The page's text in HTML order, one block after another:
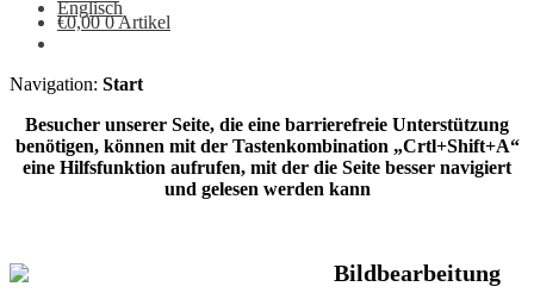
€0,00 0 Artikel
Navigation: Start
Besucher unserer Seite, die eine barrierefreie Unterstützung
benötigen, können mit der Tastenkombination „Crtl+Shift+A“
eine Hilfsfunktion aufrufen, mit der die Seite besser navigiert
und gelesen werden kann
Bildbearbeitung